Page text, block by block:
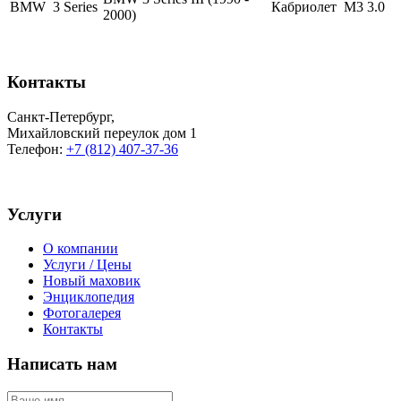
BMW 3 Series
2000)
Кабриолет M3 3.0
Контакты
Санкт-Петербург,
Михайловский переулок дом 1
Телефон: +7 (812) 407-37-36
Услуги
О компании
Услуги / Цены
Новый маховик
Энциклопедия
Фотогалерея
Контакты
Написать нам